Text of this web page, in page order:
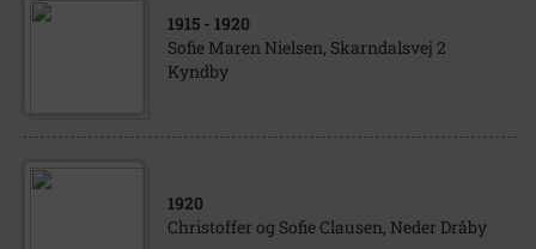
1915 - 1920
Sofie Maren Nielsen, Skarndalsvej 2
Kyndby
1920
Christoffer og Sofie Clausen, Neder Dråby